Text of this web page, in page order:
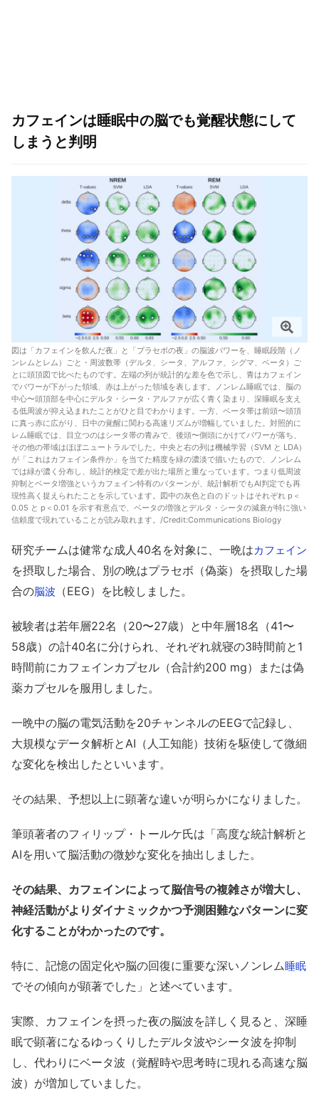
カフェインは睡眠中の脳でも覚醒状態にして
しまうと判明
図は「カフェインを飲んだ夜」と「プラセボの夜」の脳波パワーを、睡眠段階（ノ
ンレムとレム）ごと・周波数帯（デルタ、シータ、アルファ、シグマ、ベータ）ご
とに頭頂図で比べたものです。左端の列が統計的な差を色で示し、青はカフェイン
でパワーが下がった領域、赤は上がった領域を表します。ノンレム睡眠では、脳の
中心〜頭頂部を中心にデルタ・シータ・アルファが広く青く染まり、深睡眠を支え
る低周波が抑え込まれたことがひと目でわかります。一方、ベータ帯は前頭〜頭頂
に真っ赤に広がり、日中の覚醒に関わる高速リズムが増幅していました。対照的に
レム睡眠では、目立つのはシータ帯の青みで、後頭〜側頭にかけてパワーが落ち、
その他の帯域はほぼニュートラルでした。中央と右の列は機械学習（SVM と LDA）
が「これはカフェイン条件か」を当てた精度を緑の濃淡で描いたもので、ノンレム
では緑が濃く分布し、統計的検定で差が出た場所と重なっています。つまり低周波
抑制とベータ増強というカフェイン特有のパターンが、統計解析でもAI判定でも再
現性高く捉えられたことを示しています。図中の灰色と白のドットはそれぞれ p＜
0.05 と p＜0.01 を示す有意点で、ベータの増強とデルタ・シータの減衰が特に強い
信頼度で現れていることが読み取れます。/Credit:Communications Biology
研究チームは健常な成人40名を対象に、一晩はカフェイン
を摂取した場合、別の晩はプラセボ（偽薬）を摂取した場
合の脳波 （EEG）を比較しました。
被験者は若年層22名（20〜27歳）と中年層18名（41〜
58歳）の計40名に分けられ、それぞれ就寝の3時間前と1
時間前にカフェインカプセル（合計約200 mg）または偽
薬カプセルを服用しました。
一晩中の脳の電気活動を20チャンネルのEEGで記録し、
大規模なデータ解析とAI（人工知能）技術を駆使して微細
な変化を検出したといいます。
その結果、予想以上に顕著な違いが明らかになりました。
筆頭著者のフィリップ・トールケ氏は「高度な統計解析と
AIを用いて脳活動の微妙な変化を抽出しました。
その結果、カフェインによって脳信号の複雑さが増大し、
神経活動がよりダイナミックかつ予測困難なパターンに変
化することがわかったのです。
特に、記憶の固定化や脳の回復に重要な深いノンレム睡眠
でその傾向が顕著でした」と述べています。
実際、カフェインを摂った夜の脳波を詳しく見ると、深睡
眠で顕著になるゆっくりしたデルタ波やシータ波を抑制
し、代わりにベータ波（覚醒時や思考時に現れる高速な脳
波）が増加していました。